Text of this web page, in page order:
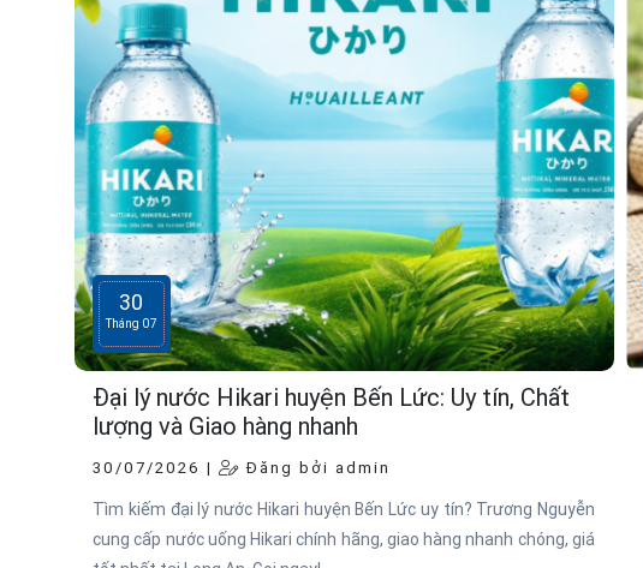
30
Tháng 07
Đại lý nước Hikari huyện Bến Lức: Uy tín, Chất
lượng và Giao hàng nhanh
30/07/2026 | Đăng bởi admin
Tìm kiếm đại lý nước Hikari huyện Bến Lức uy tín? Trương Nguyễn
cung cấp nước uống Hikari chính hãng, giao hàng nhanh chóng, giá